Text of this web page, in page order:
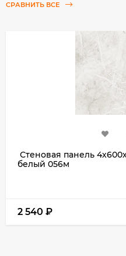
СРАВНИТЬ ВСЕ
Стеновая панель
белый 056м
2 540 ₽